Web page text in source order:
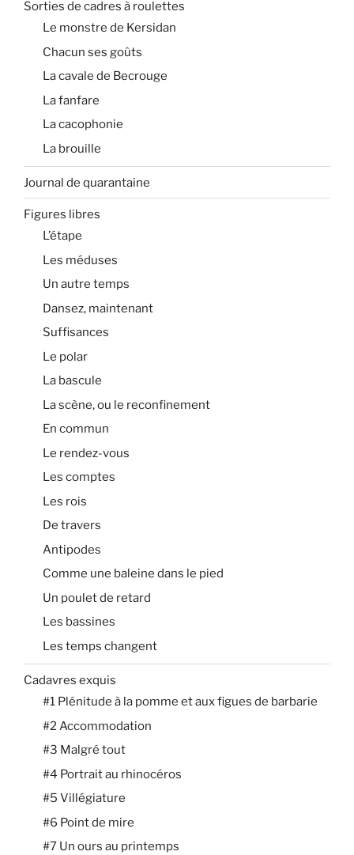
Sorties de cadres à roulettes
Le monstre de Kersidan
Chacun ses goûts
La cavale de Becrouge
La fanfare
La cacophonie
La brouille
Journal de quarantaine
Figures libres
L’étape
Les méduses
Un autre temps
Dansez, maintenant
Suffisances
Le polar
La bascule
La scène, ou le reconfinement
En commun
Le rendez-vous
Les comptes
Les rois
De travers
Antipodes
Comme une baleine dans le pied
Un poulet de retard
Les bassines
Les temps changent
Cadavres exquis
#1 Plénitude à la pomme et aux figues de barbarie
#2 Accommodation
#3 Malgré tout
#4 Portrait au rhinocéros
#5 Villégiature
#6 Point de mire
#7 Un ours au printemps